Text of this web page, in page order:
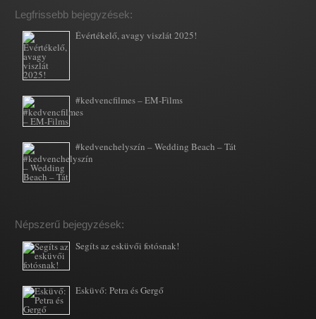
Legfrissebb bejegyzések:
Évértékelő, avagy viszlát 2025!
#kedvencfilmes – EM-Films
#kedvenchelyszín – Wedding Beach – Tát
Népszerű bejegyzések:
Segíts az esküvői fotósnak!
Esküvő: Petra és Gergő